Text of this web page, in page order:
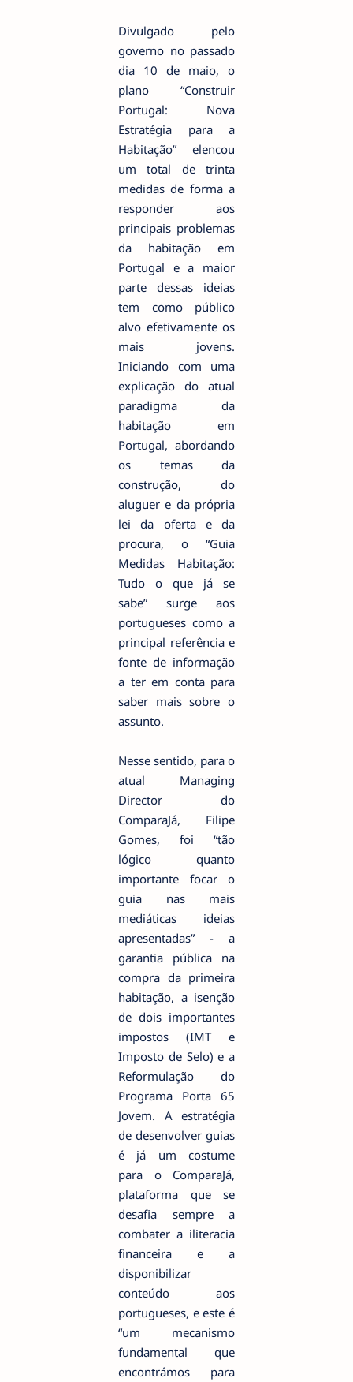
Divulgado pelo
governo no passado
dia 10 de maio, o
plano “Construir
Portugal: Nova
Estratégia para a
Habitação” elencou
um total de trinta
medidas de forma a
responder aos
principais problemas
da habitação em
Portugal e a maior
parte dessas ideias
tem como público
alvo efetivamente os
mais jovens.
Iniciando com uma
explicação do atual
paradigma da
habitação em
Portugal, abordando
os temas da
construção, do
aluguer e da própria
lei da oferta e da
procura, o “Guia
Medidas Habitação:
Tudo o que já se
sabe” surge aos
portugueses como a
principal referência e
fonte de informação
a ter em conta para
saber mais sobre o
assunto.
Nesse sentido, para o
atual Managing
Director do
ComparaJá, Filipe
Gomes, foi “tão
lógico quanto
importante focar o
guia nas mais
mediáticas ideias
apresentadas” - a
garantia pública na
compra da primeira
habitação, a isenção
de dois importantes
impostos (IMT e
Imposto de Selo) e a
Reformulação do
Programa Porta 65
Jovem. A estratégia
de desenvolver guias
é já um costume
para o ComparaJá,
plataforma que se
desafia sempre a
combater a iliteracia
financeira e a
disponibilizar
conteúdo aos
portugueses, e este é
“um mecanismo
fundamental que
encontrámos para